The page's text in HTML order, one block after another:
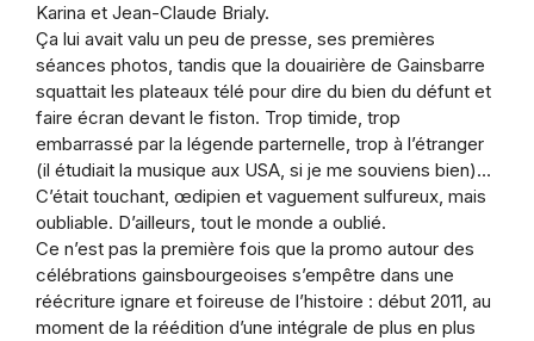
Karina et Jean-Claude Brialy.
Ça lui avait valu un peu de presse, ses premières
séances photos, tandis que la douairière de Gainsbarre
squattait les plateaux télé pour dire du bien du défunt et
faire écran devant le fiston. Trop timide, trop
embarrassé par la légende parternelle, trop à l’étranger
(il étudiait la musique aux USA, si je me souviens bien)…
C’était touchant, œdipien et vaguement sulfureux, mais
oubliable. D’ailleurs, tout le monde a oublié.
Ce n’est pas la première fois que la promo autour des
célébrations gainsbourgeoises s’empêtre dans une
réécriture ignare et foireuse de l’histoire : début 2011, au
moment de la réédition d’une intégrale de plus en plus